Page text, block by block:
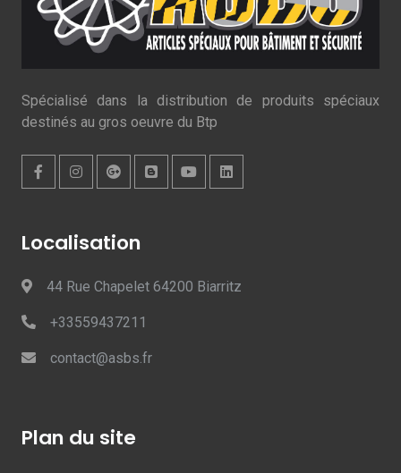
Spécialisé dans la distribution de produits spéciaux
destinés au gros oeuvre du Btp
Localisation
44 Rue Chapelet 64200 Biarritz
+33559437211
contact@asbs.fr
Plan du site